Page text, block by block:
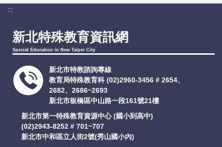
:::
新北特殊教育資訊網
Special Education in New Taipei City
新北市特教諮詢專線
教育局特殊教育科 (02)2960-3456 # 2654、
2682、2686~2693
新北市板橋區中山路一段161號21樓
新北市第一特殊教育資源中心 (國小到高中)
(02)2943-8252 # 701~707
新北市中和區立人街2號(秀山國小內)